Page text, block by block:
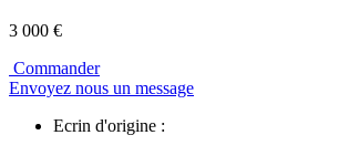
3 000 €
Commander
Envoyez nous un message
Ecrin d'origine :